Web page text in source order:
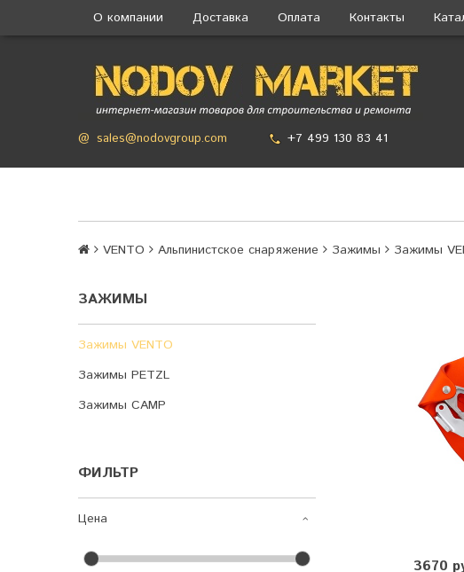
О компании Доставка Оплата Контакты
@ sales@nodovgroup.com +7 499 130 83 41
VENTO Альпинистское снаряжение Зажимы Зажимы
ЗАЖИМЫ
Зажимы VENTO
Зажимы PETZL
Зажимы CAMP
ФИЛЬТР
Цена
3670